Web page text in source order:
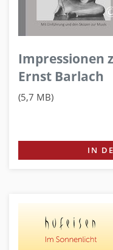
Impressionen
Ernst Barlach
(5,7 MB)
IN